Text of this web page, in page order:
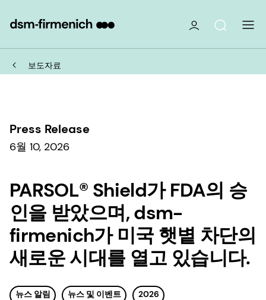
보도자료
Press Release
6월 10, 2026
PARSOL® Shield가 FDA의 승
인을 받았으며, dsm-
firmenich가 미국 햇볕 차단의
새로운 시대를 열고 있습니다.
뉴스 알림 뉴스 및 이벤트 2026